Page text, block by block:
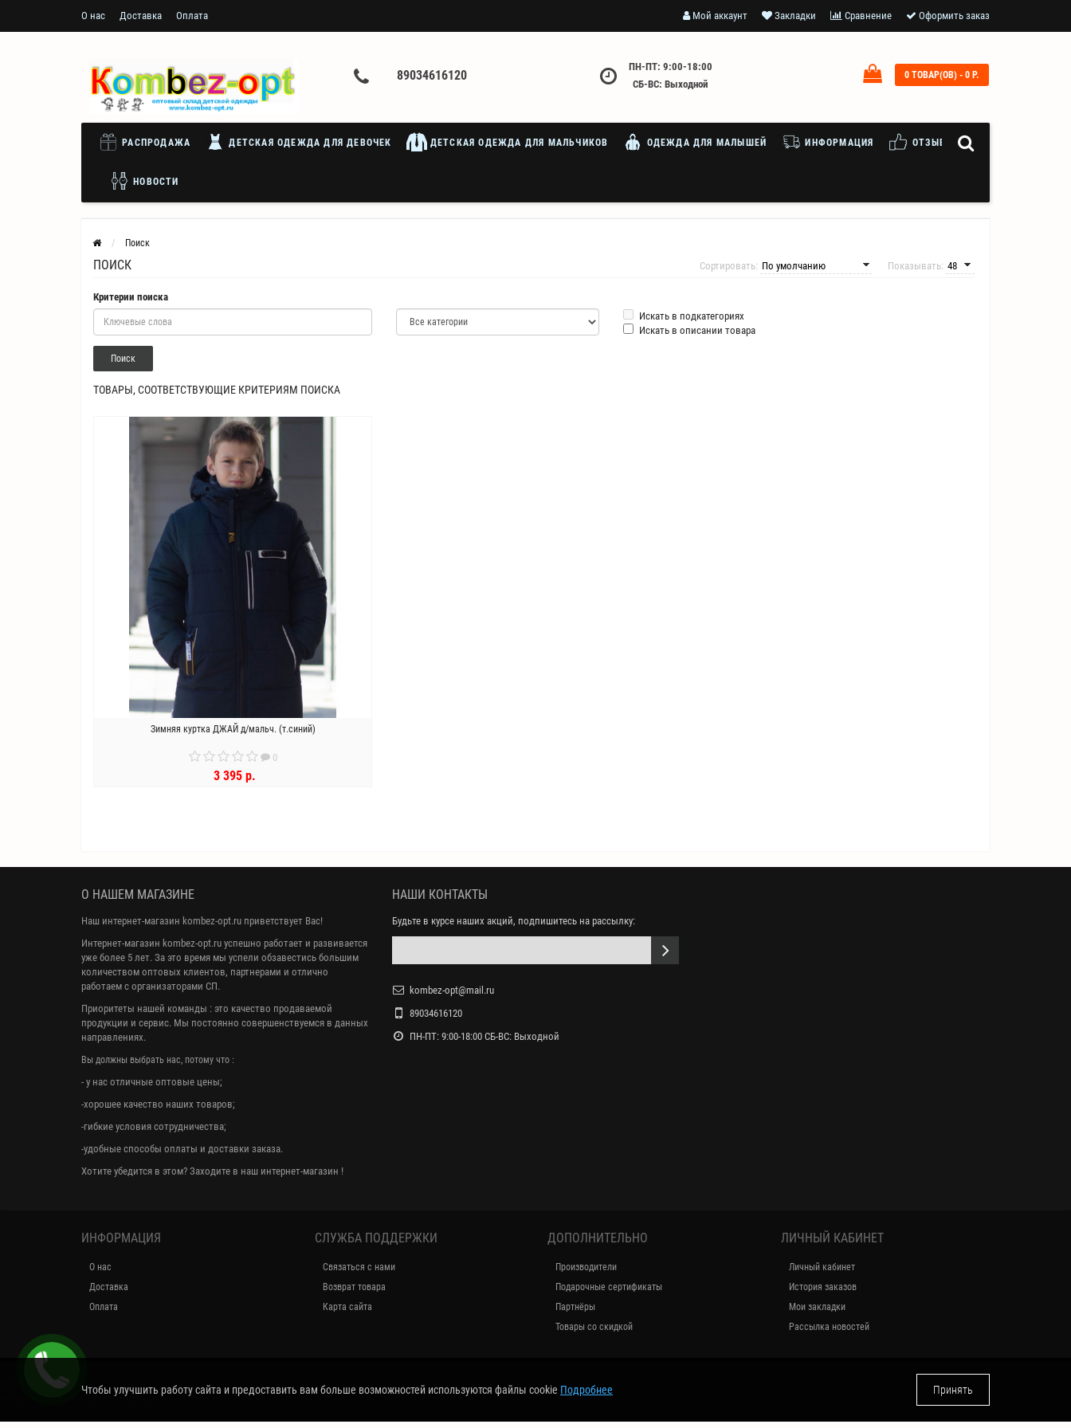
О нас Доставка Оплата Мой аккаунт Закладки Сравнение Оформить заказ
89034616120
ПН-ПТ: 9:00-18:00
СБ-ВС: Выходной
0 ТОВАР(ОВ) - 0 Р.
РАСПРОДАЖА ДЕТСКАЯ ОДЕЖДА ДЛЯ ДЕВОЧЕК ДЕТСКАЯ ОДЕЖДА ДЛЯ МАЛЬЧИКОВ ОДЕЖДА ДЛЯ МАЛЫШЕЙ ИНФОРМАЦИЯ ОТЗЫВЫ
НОВОСТИ
Поиск
ПОИСК Показывать:
Сортировать:
Критерии поиска
Искать в подкатегориях
Искать в описании товара
ТОВАРЫ, СООТВЕТСТВУЮЩИЕ КРИТЕРИЯМ ПОИСКА
Зимняя куртка ДЖАЙ д/мальч. (т.синий)
0
3 395 р.
О НАШЕМ МАГАЗИНЕ
Наш интернет-магазин kombez-opt.ru приветствует Вас!
Интернет-магазин kombez-opt.ru успешно работает и развивается
уже более 5 лет. За это время мы успели обзавестись большим
количеством оптовых клиентов, партнерами и отлично
работаем с организаторами СП.
Приоритеты нашей команды : это качество продаваемой
продукции и сервис. Мы постоянно совершенствуемся в данных
направлениях.
Вы должны выбрать нас, потому что :
- у нас отличные оптовые цены;
-хорошее качество наших товаров;
-гибкие условия сотрудничества;
-удобные способы оплаты и доставки заказа.
Хотите убедится в этом? Заходите в наш интернет-магазин !
НАШИ КОНТАКТЫ
Будьте в курсе наших акций, подпишитесь на рассылку:
kombez-opt@mail.ru
89034616120
ПН-ПТ: 9:00-18:00 СБ-ВС: Выходной
ИНФОРМАЦИЯ
О нас
Доставка
Оплата
СЛУЖБА ПОДДЕРЖКИ
Связаться с нами
Возврат товара
Карта сайта
ДОПОЛНИТЕЛЬНО
Производители
Подарочные сертификаты
Партнёры
Товары со скидкой
ЛИЧНЫЙ КАБИНЕТ
Личный кабинет
История заказов
Мои закладки
Рассылка новостей
Работает на
Интернет - магазин детской одежды kombez-opt.ru © 2026
Чтобы улучшить работу сайта и предоставить вам больше возможностей используются файлы cookie Подробнее Принять